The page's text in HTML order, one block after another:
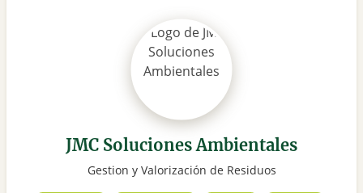
JMC Soluciones Ambientales
Gestion y Valorización de Residuos